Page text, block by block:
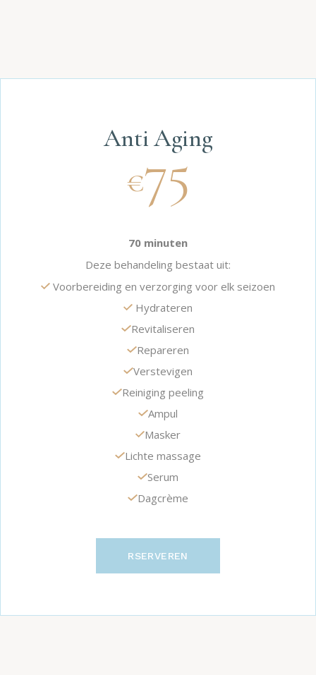
Anti Aging
€75
70 minuten
Deze behandeling bestaat uit:
Voorbereiding en verzorging voor elk seizoen
Hydrateren
Revitaliseren
Repareren
Verstevigen
Reiniging peeling
Ampul
Masker
Lichte massage
Serum
Dagcrème
RSERVEREN